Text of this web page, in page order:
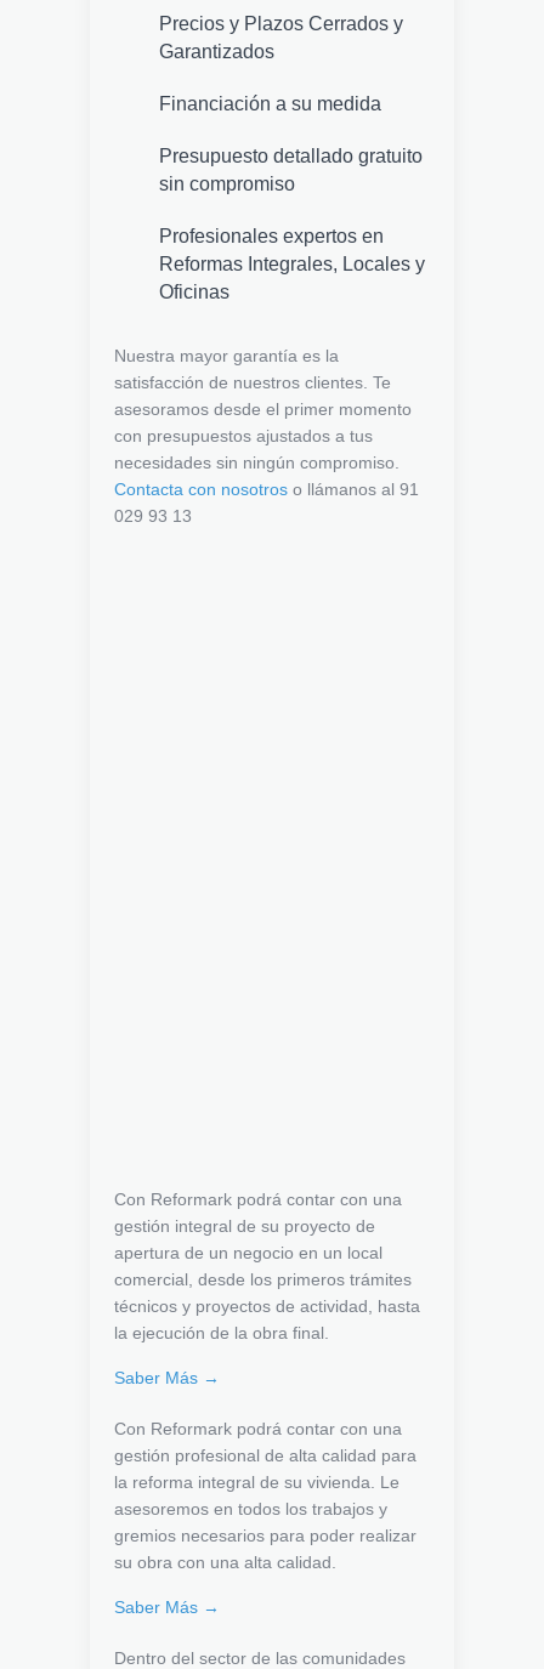
Precios y Plazos Cerrados y
Garantizados
Financiación a su medida
Presupuesto detallado gratuito
sin compromiso
Profesionales expertos en
Reformas Integrales, Locales y
Oficinas
Nuestra mayor garantía es la
satisfacción de nuestros clientes. Te
asesoramos desde el primer momento
con presupuestos ajustados a tus
necesidades sin ningún compromiso.
Contacta con nosotros o llámanos al 91
029 93 13
Con Reformark podrá contar con una
gestión integral de su proyecto de
apertura de un negocio en un local
comercial, desde los primeros trámites
técnicos y proyectos de actividad, hasta
la ejecución de la obra final.
Saber Más →
Con Reformark podrá contar con una
gestión profesional de alta calidad para
la reforma integral de su vivienda. Le
asesoremos en todos los trabajos y
gremios necesarios para poder realizar
su obra con una alta calidad.
Saber Más →
Dentro del sector de las comunidades